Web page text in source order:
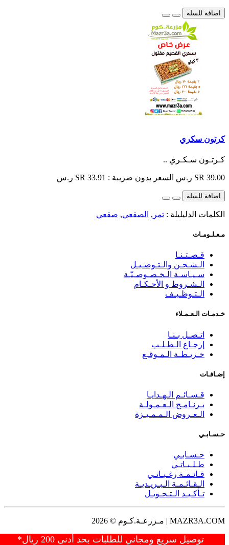
اضافة للسلة
كرتون سكري
كـرتـون سـكـري ..
SR 39.00 ر.س السعر بدون ضريبة : SR 33.91 ر.س
اضافة للسلة
الكلمات الدليليلة : تمر , الصقعي, صقعي
مـعـلـومـات
قـصـتـنـا
الـشـحـن والـتـوصـيـل
سـيـاسـة الـخـصـوصـيّـة
الـشـروط و الأحـكـام
الـتـوظـيـف
خـدمـات الـعـمـلاء
اتـصـل بـنـا
إرجـاع الـطـلـب
خـريـطـة الـمـوقـع
إضـافـات
قـسـائـم الـهـدايـا
بـرنـامـج الـعـمـولـة
الـعـروض الـمـمـيـزة
حـسـابـي
حـسـابـي
طـلـبـاتـي
قـائـمـة رغـبـاتـي
الـقـائـمـة الـبـريـديـة
تـأكـيـد الـتـحـويـل
MAZR3A.COM | مـزرعـة.كـوم © 2026
توصيل سريع ومجاني للطلبات بحد أدنى 200 ريال*